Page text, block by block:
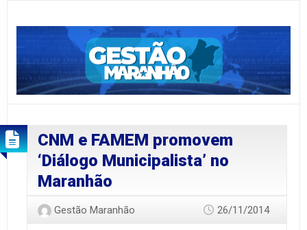
CNM e FAMEM promovem
‘Diálogo Municipalista’ no
Maranhão
Gestão Maranhão 26/11/2014